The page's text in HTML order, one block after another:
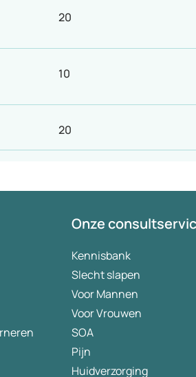
20
10
20
Onze
Kennisbank
Slecht slapen
Voor Mannen
Voor Vrouwen
SOA
Pijn
Huidverzorging